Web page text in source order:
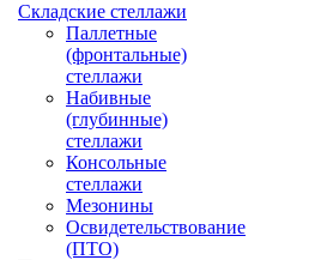
Складские стеллажи
Паллетные
(фронтальные)
стеллажи
Набивные
(глубинные)
стеллажи
Консольные
стеллажи
Мезонины
Освидетельствование
(ПТО)